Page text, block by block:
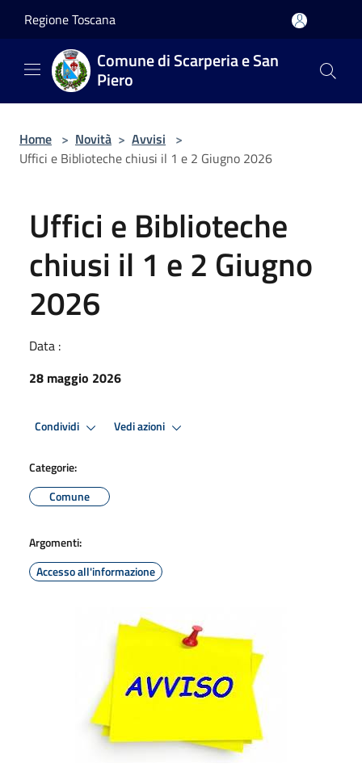
Regione Toscana
Comune di Scarperia e San
Piero
Home > Novità > Avvisi >
Uffici e Biblioteche chiusi il 1 e 2 Giugno 2026
Uffici e Biblioteche
chiusi il 1 e 2 Giugno
2026
Data :
28 maggio 2026
Condividi Vedi azioni
Categorie:
Comune
Argomenti:
Accesso all'informazione